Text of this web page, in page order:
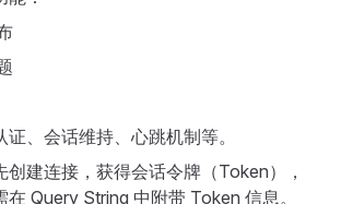
证、会话维持、心跳机制等。
创建连接，获得会话令牌（Token），
在 Query String 中附带 Token 信息。